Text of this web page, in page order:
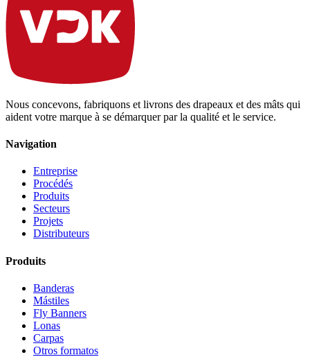
Nous concevons, fabriquons et livrons des drapeaux et des mâts qui
aident votre marque à se démarquer par la qualité et le service.
Navigation
Entreprise
Procédés
Produits
Secteurs
Projets
Distributeurs
Produits
Banderas
Mástiles
Fly Banners
Lonas
Carpas
Otros formatos